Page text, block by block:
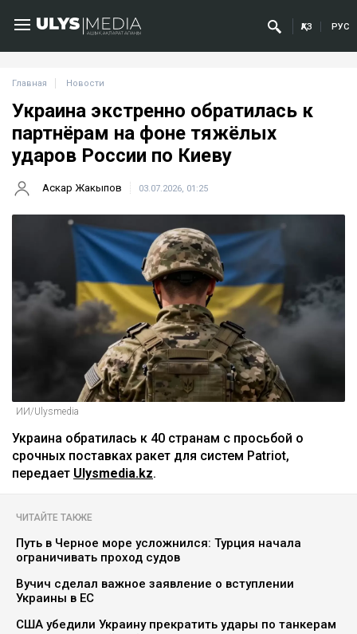
ҚАЗ РУС
Главная Новости
Украина экстренно обратилась к
партнёрам на фоне тяжёлых
ударов России по Киеву
Аскар Жакыпов 03.07.2026, 01:25
ИИ/Ulysmedia
Украина обратилась к 40 странам с просьбой о
срочных поставках ракет для систем Patriot,
передает Ulysmedia.kz.
ЧИТАЙТЕ ТАКЖЕ
Путь в Черное море усложнился: Турция начала
ограничивать проход судов
Вучич сделал важное заявление о вступлении
Украины в ЕС
США убедили Украину прекратить удары по танкерам